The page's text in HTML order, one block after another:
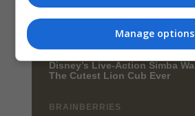
Manage options